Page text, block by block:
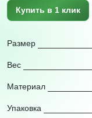
Купить в 1 клик
Размер
Вес
Материал
Упаковка